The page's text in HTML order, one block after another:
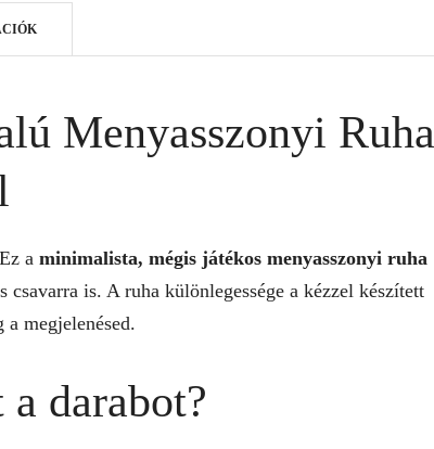
Menyasszonyi Ruha
a minimalista, mégis játékos menyasszonyi ruha
is. A ruha különlegessége a kézzel készített
megjelenésed.
darabot?